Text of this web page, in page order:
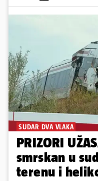
SUDAR DVA VLAKA
PRIZORI
smrskan u
terenu i